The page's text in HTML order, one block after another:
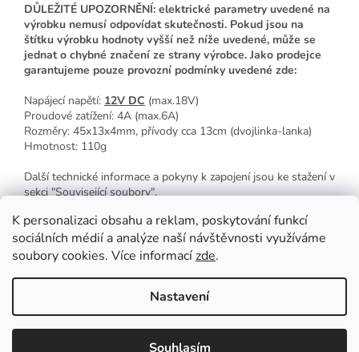
K personalizaci obsahu a reklam, poskytování funkcí
sociálních médií a analýze naší návštěvnosti využíváme
soubory cookies. Více informacízde.
Nastavení
Souhlasím
DŮLEŽITÉ UPOZORNĚNÍ: elektrické parametry uvedené na
výrobku nemusí odpovídat skutečnosti. Pokud jsou na
štítku výrobku hodnoty vyšší než níže uvedené, může se
jednat o chybné značení ze strany výrobce. Jako prodejce
garantujeme pouze provozní podmínky uvedené zde:
Napájecí napětí: 12V DC (max.18V)
Proudové zatížení: 4A (max.6A)
Rozměry: 45x13x4mm, přívody cca 13cm (dvojlinka-lanka)
Hmotnost: 110g
Další technické informace a pokyny k zapojení jsou ke stažení v
sekci "Související soubory".
Copyright 2026Qmarket LED Tech. Všechna práva vyhrazena.
Upravit nastavení cookies